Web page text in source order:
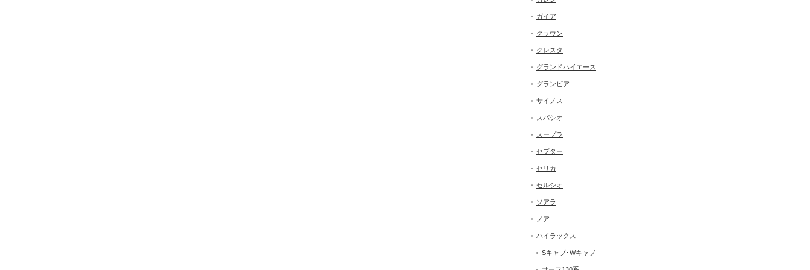
ガイア
クラウン
クレスタ
グランドハイエース
グランビア
サイノス
スパシオ
スープラ
セプター
セリカ
セルシオ
ソアラ
ノア
ハイラックス
Sキャブ･Wキャブ